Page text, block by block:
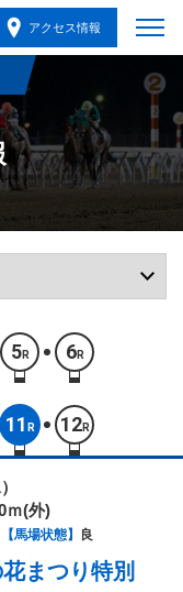
アクセス情報
5R 6R
11 R 12R
ｍ(外)
【馬場状態】 良
まつり特別